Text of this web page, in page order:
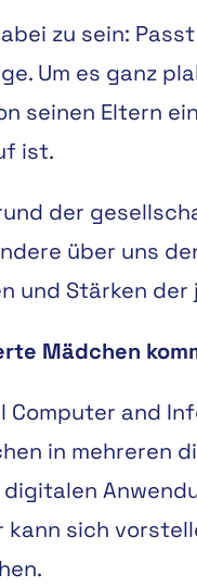
zu sein:
Um es ganz
seinen Eltern
ist.
der
über uns
und Stärken der
Mädchen
Computer and
in mehreren
sich